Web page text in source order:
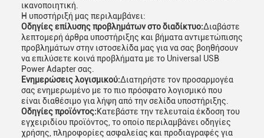
ικανοποιητική.
Η υποστήριξή μας περιλαμβάνει:
Οδηγίες επίλυσης προβλημάτων στο διαδίκτυο:Διαβάστε
λεπτομερή άρθρα υποστήριξης και βήματα αντιμετώπισης
προβλημάτων στην ιστοσελίδα μας για να σας βοηθήσουν
να επιλύσετε κοινά προβλήματα με το Universal USB
Power Adapter σας.
Ενημερώσεις λογισμικού:Διατηρήστε τον προσαρμογέα
σας ενημερωμένο με το πιο πρόσφατο λογισμικό που
είναι διαθέσιμο για λήψη από την σελίδα υποστήριξης.
Οδηγίες προϊόντος:Κατεβάστε την τελευταία έκδοση του
εγχειριδίου προϊόντος, το οποίο περιλαμβάνει οδηγίες
χρήσης, πληροφορίες ασφαλείας και προδιαγραφές για